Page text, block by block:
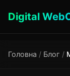
Digital
Головна / Блог /